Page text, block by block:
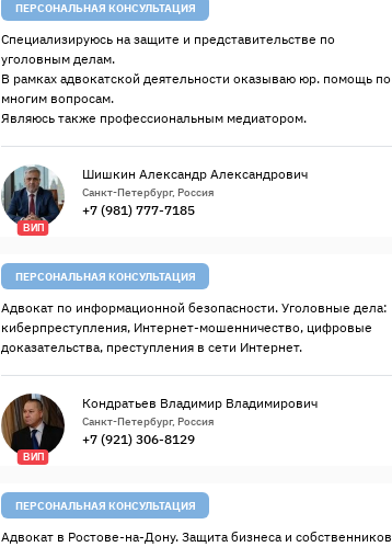
ПЕРСОНАЛЬНАЯ КОНСУЛЬТАЦИЯ
Специализируюсь на защите и представительстве по
уголовным делам.
В рамках адвокатской деятельности оказываю юр. помощь по
многим вопросам.
Являюсь также профессиональным медиатором.
ВИП
Шишкин Александр Александрович
Санкт-Петербург, Россия
+7 (981) 777-7185
ПЕРСОНАЛЬНАЯ КОНСУЛЬТАЦИЯ
Адвокат по информационной безопасности. Уголовные дела:
киберпреступления, Интернет-мошенничество, цифровые
доказательства, преступления в сети Интернет.
ВИП
Кондратьев Владимир Владимирович
Санкт-Петербург, Россия
+7 (921) 306-8129
ПЕРСОНАЛЬНАЯ КОНСУЛЬТАЦИЯ
Адвокат в Ростове-на-Дону. Защита бизнеса и собственников